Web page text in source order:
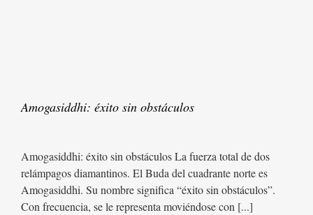
Amogasiddhi: éxito sin obstáculos
Amogasiddhi: éxito sin obstáculos La fuerza total de dos
relámpagos diamantinos. El Buda del cuadrante norte es
Amogasiddhi. Su nombre significa “éxito sin obstáculos”.
Con frecuencia, se le representa moviéndose con [...]